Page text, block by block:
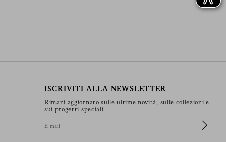
ISCRIVITI ALLA NEWSLETTER
Rimani aggiornato sulle ultime novità, sulle collezioni e
sui progetti speciali.